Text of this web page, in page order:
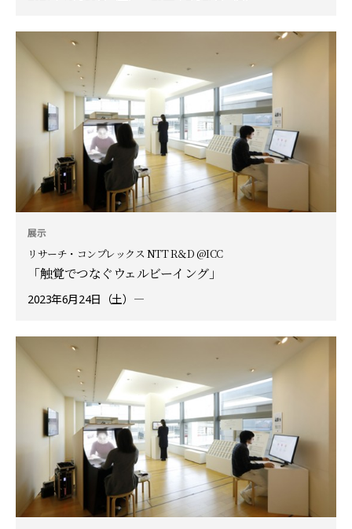
展示
リサーチ・コンプレックス NTT R＆D @ICC
「触覚でつなぐウェルビーイング」
2023年6月24日（土）―